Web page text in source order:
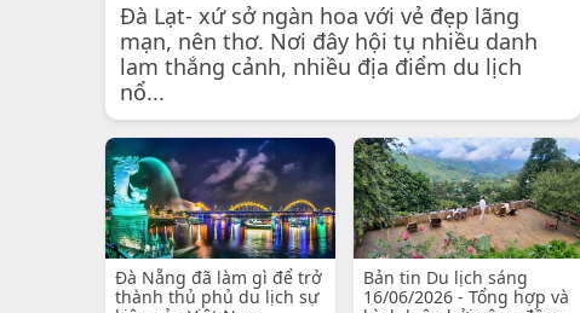
Đà Lạt- xứ sở ngàn hoa với vẻ đẹp lãng
mạn, nên thơ. Nơi đây hội tụ nhiều danh
lam thắng cảnh, nhiều địa điểm du lịch
nổ...
Đà Nẵng đã làm gì để trở
thành thủ phủ du lịch sự
Bản tin Du lịch sáng
16/06/2026 - Tổng hợp và